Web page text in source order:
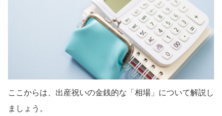
ここからは、出産祝いの金銭的な「相場」について解説し
ましょう。